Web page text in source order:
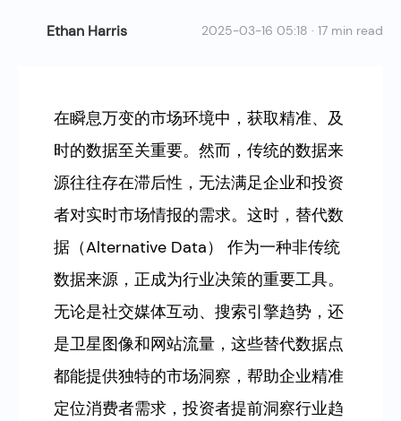
Ethan Harris 2025-03-16 05:18 · 17 min read
在瞬息万变的市场环境中，获取精准、及
时的数据至关重要。然而，传统的数据来
源往往存在滞后性，无法满足企业和投资
者对实时市场情报的需求。这时，替代数
据（Alternative Data） 作为一种非传统
数据来源，正成为行业决策的重要工具。
无论是社交媒体互动、搜索引擎趋势，还
是卫星图像和网站流量，这些替代数据点
都能提供独特的市场洞察，帮助企业精准
定位消费者需求，投资者提前洞察行业趋